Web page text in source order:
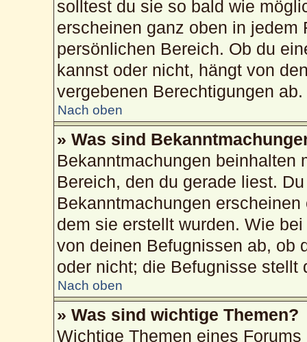
solltest du sie so bald wie
erscheinen ganz oben in
persönlichen Bereich. Ob du
kannst oder nicht, hängt von
vergebenen Berechtigungen ab.
Nach oben
» Was sind
Bekanntmachungen beinhalten
Bereich, den du gerade liest.
Bekanntmachungen
dem sie erstellt wurden. Wie
von deinen Befugnissen ab, ob
oder nicht; die Befugnisse stellt
Nach oben
» Was sind wichtige Themen?
Wichtige Themen eines